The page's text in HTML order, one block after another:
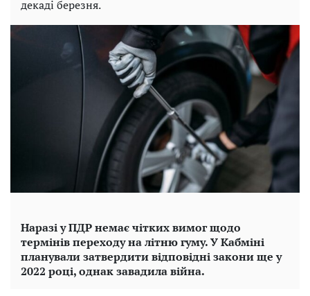
декаді березня.
Наразі у ПДР немає чітких вимог щодо
термінів переходу на літню гуму. У Кабміні
планували затвердити відповідні закони ще у
2022 році, однак завадила війна.